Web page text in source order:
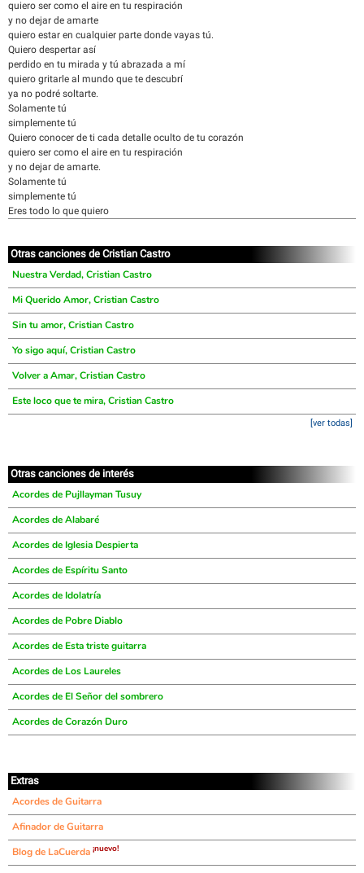
quiero ser como el aire en tu respiración
y no dejar de amarte
quiero estar en cualquier parte donde vayas tú.
Quiero despertar así
perdido en tu mirada y tú abrazada a mí
quiero gritarle al mundo que te descubrí
ya no podré soltarte.
Solamente tú
simplemente tú
Quiero conocer de ti cada detalle oculto de tu corazón
quiero ser como el aire en tu respiración
y no dejar de amarte.
Solamente tú
simplemente tú
Eres todo lo que quiero
Otras canciones de Cristian Castro
Nuestra Verdad, Cristian Castro
Mi Querido Amor, Cristian Castro
Sin tu amor, Cristian Castro
Yo sigo aquí, Cristian Castro
Volver a Amar, Cristian Castro
Este loco que te mira, Cristian Castro
[ver todas]
Otras canciones de interés
Acordes de Pujllayman Tusuy
Acordes de Alabaré
Acordes de Iglesia Despierta
Acordes de Espíritu Santo
Acordes de Idolatría
Acordes de Pobre Diablo
Acordes de Esta triste guitarra
Acordes de Los Laureles
Acordes de El Señor del sombrero
Acordes de Corazón Duro
Extras
Acordes de Guitarra
Afinador de Guitarra
Blog de LaCuerda ¡nuevo!